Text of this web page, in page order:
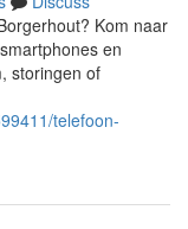
Kom naar
en
storingen of
telefoon-